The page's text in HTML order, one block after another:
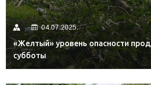
04.07.2025.
«Желтый» уровень опасности
субботы